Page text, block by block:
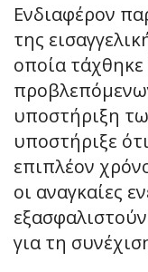
Ενδιαφέρον
της
οποία
υποστήριξη
υποστήριξε
επιπλέον
οι αναγκαίες
για τη